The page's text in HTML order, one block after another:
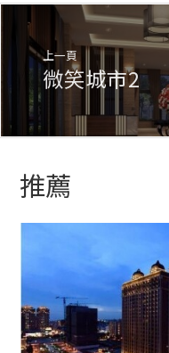
上一頁
微笑城市2
推薦